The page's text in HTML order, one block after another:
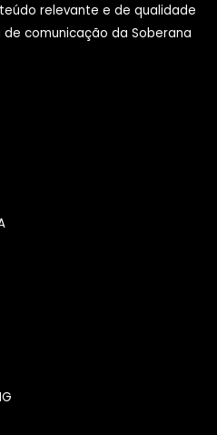
relevante e de qualidade
comunicação da Soberana